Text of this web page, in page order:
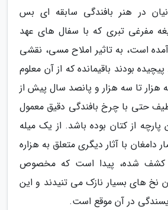
در هنر بافندگی سابقه ای بس
مفرغی تبری که با سفال های عهد
است، به تاثیر املاح مسی، نقشی
بودند باقیمانده که از آن معلوم
تا سه هزار و پانصد سال پیش از
حتی با چرخ بافندگی دقیق معمول
از کتان بوده باشد. از یک میله
دامغان با آثار دیگری متعلق به هزاره
کشف شده، پیدا است که مخصوص
نخ های بسیار نازک می تنیدند و این
در آن موقع است.